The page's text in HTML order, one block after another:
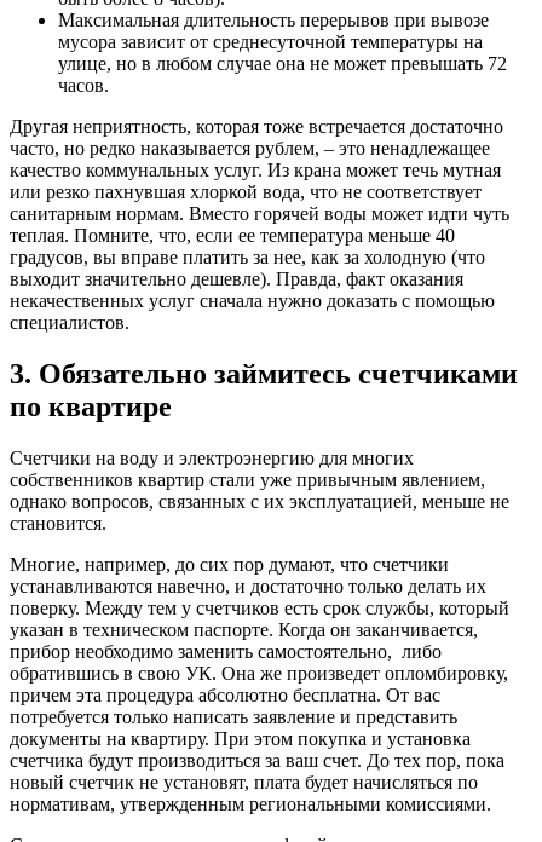
Максимальная длительность перерывов при вывозе
мусора зависит от среднесуточной температуры на
улице, но в любом случае она не может превышать 72
часов.
Другая неприятность, которая тоже встречается достаточно
часто, но редко наказывается рублем, – это ненадлежащее
качество коммунальных услуг. Из крана может течь мутная
или резко пахнувшая хлоркой вода, что не соответствует
санитарным нормам. Вместо горячей воды может идти чуть
теплая. Помните, что, если ее температура меньше 40
градусов, вы вправе платить за нее, как за холодную (что
выходит значительно дешевле). Правда, факт оказания
некачественных услуг сначала нужно доказать с помощью
специалистов.
3. Обязательно займитесь счетчиками
по квартире
Счетчики на воду и электроэнергию для многих
собственников квартир стали уже привычным явлением,
однако вопросов, связанных с их эксплуатацией, меньше не
становится.
Многие, например, до сих пор думают, что счетчики
устанавливаются навечно, и достаточно только делать их
поверку. Между тем у счетчиков есть срок службы, который
указан в техническом паспорте. Когда он заканчивается,
прибор необходимо заменить самостоятельно, либо
обратившись в свою УК. Она же произведет опломбировку,
причем эта процедура абсолютно бесплатна. От вас
потребуется только написать заявление и представить
документы на квартиру. При этом покупка и установка
счетчика будут производиться за ваш счет. До тех пор, пока
новый счетчик не установят, плата будет начисляться по
нормативам, утвержденным региональными комиссиями.